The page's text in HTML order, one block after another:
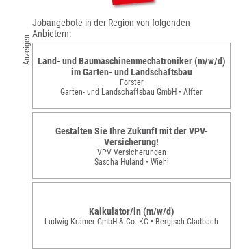
Anzeigen
Jobangebote in der Region von folgenden
Anbietern:
Land- und Baumaschinenmechatroniker (m/w/d)
im Garten- und Landschaftsbau
Forster
Garten- und Landschaftsbau GmbH • Alfter
Gestalten Sie Ihre Zukunft mit der VPV-
Versicherung!
VPV Versicherungen
Sascha Huland • Wiehl
Kalkulator/in (m/w/d)
Ludwig Krämer GmbH & Co. KG • Bergisch Gladbach